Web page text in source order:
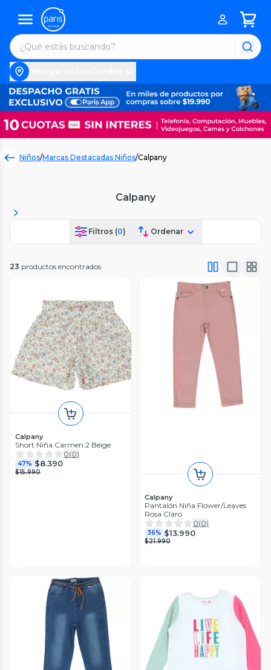
Niños/Marcas Destacadas Niños/Calpany
Calpany
Filtros (0) Ordenar
23 productos encontrados
Calpany
Short Niña Carmen 2 Beige
0(0)
47% $8.390
$15.990
Calpany
Pantalón Niña Flower/Leaves
Rosa Claro
0(0)
36% $13.990
$21.990